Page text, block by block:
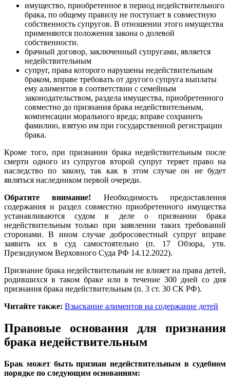
имущество, приобретенное в период недействительного
брака, по общему правилу не поступает в совместную
собственность супругов. В отношении этого имущества
применяются положения закона о долевой
собственности.
брачный договор, заключенный супругами, является
недействительным
супруг, права которого нарушены недействительным
браком, вправе требовать от другого супруга выплаты
ему алиментов в соответствии с семейным
законодательством, раздела имущества, приобретенного
совместно до признания брака недействительным,
компенсации морального вреда; вправе сохранить
фамилию, взятую им при государственной регистрации
брака.
Кроме того, при признании брака недействительным после
смерти одного из супругов второй супруг теряет право на
наследство по закону, так как в этом случае он не будет
являться наследником первой очереди.
Обратите внимание! Необходимость предоставления
содержания и раздел совместно приобретенного имущества
устанавливаются судом в деле о признании брака
недействительным только при заявлении таких требований
сторонами. В ином случае добросовестный супруг вправе
заявить их в суд самостоятельно (п. 17 Обзора, утв.
Президиумом Верховного Суда РФ 14.12.2022).
Признание брака недействительным не влияет на права детей,
родившихся в таком браке или в течение 300 дней со дня
признания брака недействительным (п. 3 ст. 30 СК РФ).
Читайте также: Взыскание алиментов на содержание детей
Правовые основания для признания
брака недействительным
Брак может быть признан недействительным в судебном
порядке по следующим основаниям: